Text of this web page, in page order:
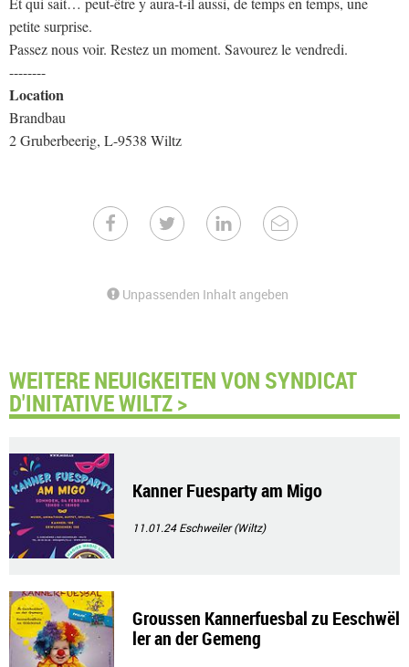
petite surprise.
Passez nous voir. Restez un moment. Savourez le vendredi.
--------
Location
Brandbau
2 Gruberbeerig, L-9538 Wiltz
Unpassenden Inhalt angeben
WEITERE NEUIGKEITEN VON SYNDICAT
D'INITATIVE WILTZ >
Kanner Fuesparty am Migo
11.01.24Eschweiler (Wiltz)
Groussen Kannerfuesbal zu Eeschwël
ler an der Gemeng